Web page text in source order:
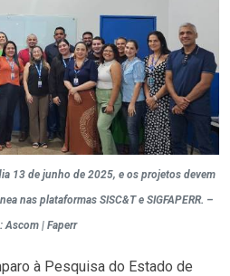
13 de junho de 2025, e os projetos devem
nas plataformas SISC&T e SIGFAPERR. –
Ascom | Faperr
à Pesquisa do Estado de